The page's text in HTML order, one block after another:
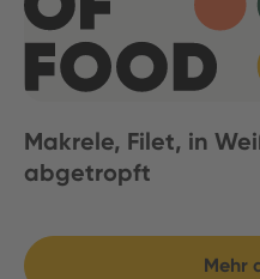
Makrele, Filet, in
abgetropft
Mehr